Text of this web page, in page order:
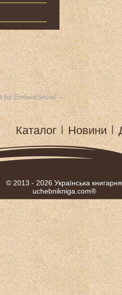
by EmbedSocial→
Каталог | Новини |
© 2013 - 2026 Українська книгарня
uchebnikniga.com®